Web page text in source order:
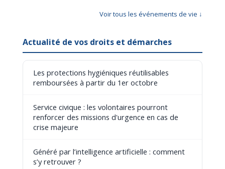
Voir tous les événements de vie ↓
Actualité de vos droits et démarches
Les protections hygiéniques réutilisables
remboursées à partir du 1er octobre
Service civique : les volontaires pourront
renforcer des missions d'urgence en cas de
crise majeure
Généré par l’intelligence artificielle : comment
s’y retrouver ?